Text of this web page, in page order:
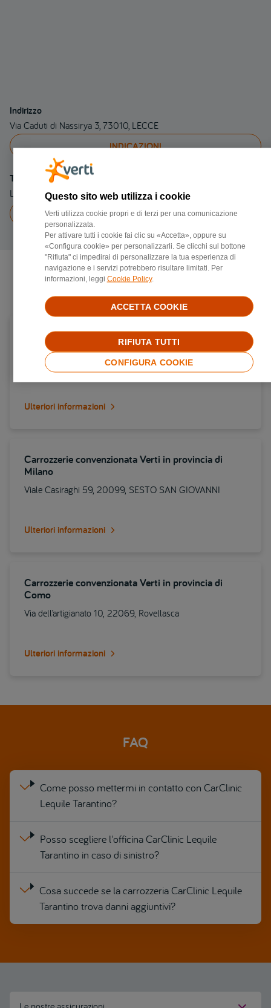
Indirizzo
Via Caduti di Nassirya 3, 73010, LECCE
INDICAZIONI
Telefono
Linea fissa 3287248418
Chiama a3287248418
Negozi di riparazione più vicini
Carrozzerie convenzionata Verti in provincia di
Brescia
Via brescia 47, 25014, Castenedolo
Ulteriori informazioni
Carrozzerie convenzionata Verti in provincia di
Milano
Viale Casiraghi 59, 20099, SESTO SAN GIOVANNI
Ulteriori informazioni
Carrozzerie convenzionata Verti in provincia di
Como
Via dell’artigianato 10, 22069, Rovellasca
Ulteriori informazioni
FAQ
Come posso mettermi in contatto con CarClinic
Lequile Tarantino?
Posso scegliere l'officina CarClinic Lequile
Tarantino in caso di sinistro?
Cosa succede se la carrozzeria CarClinic Lequile
Tarantino trova danni aggiuntivi?
Questo sito web utilizza i cookie
Verti utilizza cookie propri e di terzi per una comunicazione
personalizzata.
Per attivare tutti i cookie fai clic su «Accetta», oppure su
«Configura cookie» per personalizzarli. Se clicchi sul bottone
"Rifiuta" ci impedirai di personalizzare la tua esperienza di
navigazione e i servizi potrebbero risultare limitati. Per
informazioni, leggi Cookie Policy.
CONFIGURA COOKIE
RIFIUTA TUTTI
ACCETTA COOKIE